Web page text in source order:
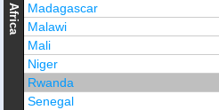
Africa
Madagascar
Malawi
Mali
Niger
Rwanda
Senegal